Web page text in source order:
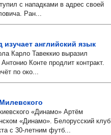
с нападками в адрес своей
Ран...
изучает английский язык
Карло Тавеккио выразил
Конте продлит контракт.
по око...
«Динамо» Артём
«Динамо». Белорусский клуб
с 30-летним футб...